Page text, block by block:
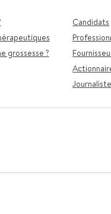
grossesse ?
Candidats